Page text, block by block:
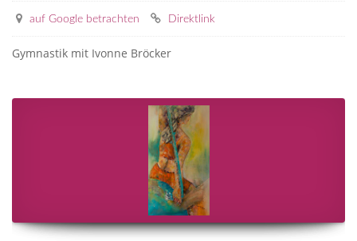
auf Google betrachten Direktlink
Gymnastik mit Ivonne Bröcker